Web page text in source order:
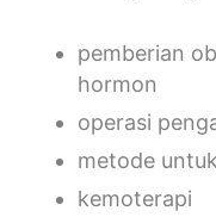
pemberian
hormon
operasi
metode
kemoterapi